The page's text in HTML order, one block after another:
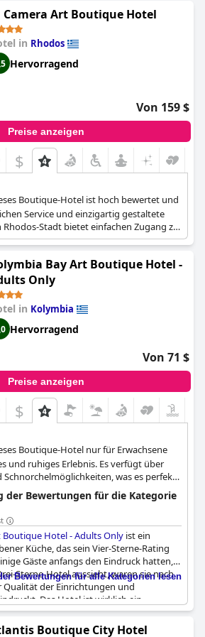
Erlebnis.
Camera Art Boutique Hotel
in Rhodos
Hervorragend
Von 159 $
Preise anzeigen
$
Boutique-Hotel ist hoch bewertet und
Service und einzigartig gestaltete
Rhodos-Stadt bietet einfachen Zugang zu
Das kunstvolle Ambiente und die
sorgen für einen unvergesslichen
Bay Art Boutique Hotel -
Only
in Kolymbia
Hervorragend
Von 71 $
Preise anzeigen
$
Boutique-Hotel nur für Erwachsene
und ruhiges Erlebnis. Es verfügt über
was es perfekt
macht, die Entspannung und
der Bewertungen für die Kategorie
Boutique Hotel - Adults Only ist ein
Küche, das sein Vier-Sterne-Rating
Gäste anfangs den Eindruck hatten,
Sterne-Hotel aussieht, waren sie nach
der Einrichtungen und
Das Hotel ist wirklich ein
die Entspannung und Erholung
Gäste die Küche als zu einfach für ein
Bewertungen für alle Kategorien lesen
Boutique City Hotel